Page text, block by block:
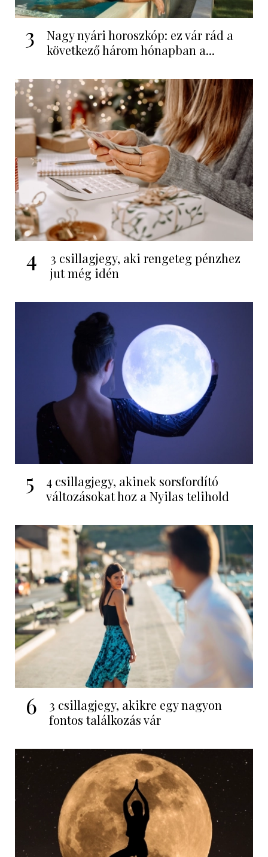
3
Nagy nyári horoszkóp: ez vár rád a
következő három hónapban a...
4
3 csillagjegy, aki rengeteg pénzhez
jut még idén
5
4 csillagjegy, akinek sorsfordító
változásokat hoz a Nyilas telihold
6
3 csillagjegy, akikre egy nagyon
fontos találkozás vár